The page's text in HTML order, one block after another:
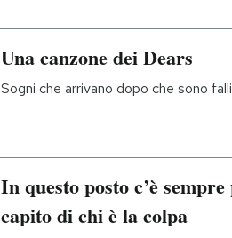
Una canzone dei Dears
Sogni che arrivano dopo che sono
In questo posto c’è
capito di chi è la colpa